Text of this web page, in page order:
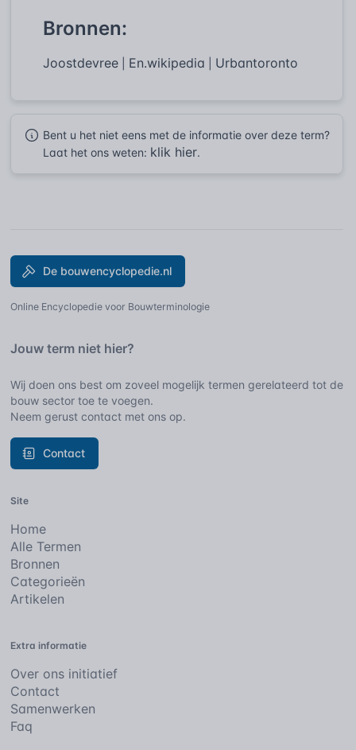
Bronnen:
Joostdevree En.wikipedia Urbantoronto
Bent u het niet eens met de informatie over deze term?
Laat het ons weten: klik hier.
De bouwencyclopedie.nl
Online Encyclopedie voor Bouwterminologie
Jouw term niet hier?
Wij doen ons best om zoveel mogelijk termen gerelateerd tot de
bouw sector toe te voegen.
Neem gerust contact met ons op.
Contact
Site
Home
Alle Termen
Bronnen
Categorieën
Artikelen
Extra informatie
Over ons initiatief
Contact
Samenwerken
Faq